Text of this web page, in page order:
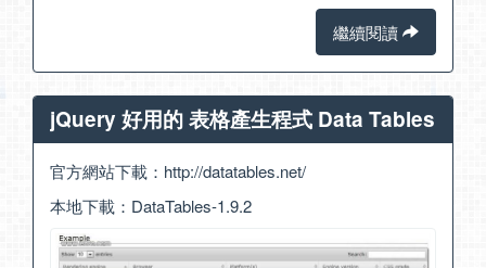
繼續閱讀
jQuery 好用的 表格產生程式 Data Tables
官方網站下載： http://datatables.net/
本地下載： DataTables-1.9.2